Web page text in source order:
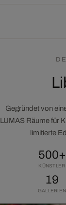
Gegründet von
LUMAS Räume für
limitierte
500+
KÜNSTLER
19
GALLERIEN